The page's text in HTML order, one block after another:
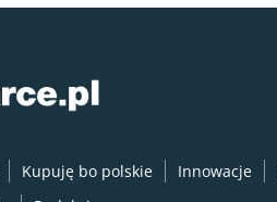
Kupuję bo polskie Innowacje